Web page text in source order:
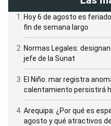
Hoy 6 de agosto es
fin de semana largo
Normas Legales:
jefe de la Sunat
El Niño: mar registra
calentamiento persistirá
Arequipa: ¿Por qué es
agosto y qué atractivos